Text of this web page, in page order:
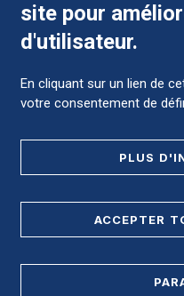
Comment préparer
site pour
d'utilisateur.
En cliquant sur un lien de
votre consentement de
PLUS
ACCEPTER